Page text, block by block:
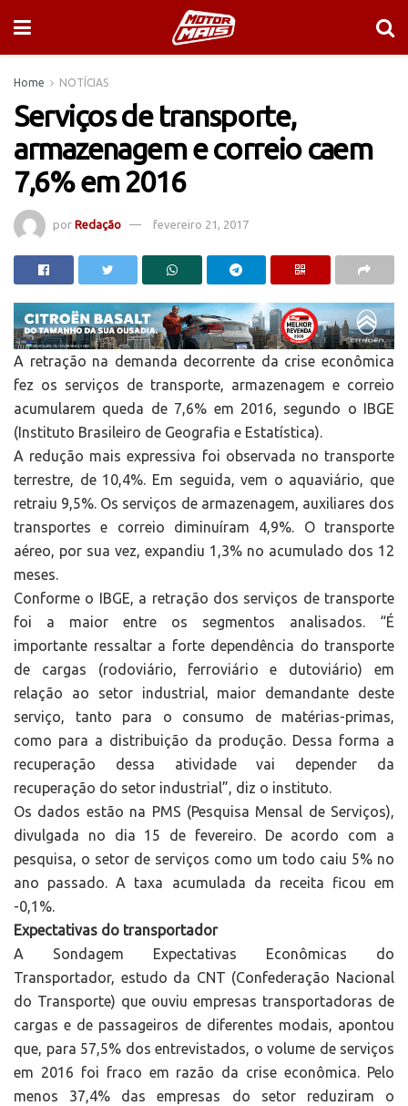
Home NOTÍCIAS
Serviços de transporte,
armazenagem e correio caem
7,6% em 2016
por Redação fevereiro 21, 2017
A retração na demanda decorrente da crise econômica
fez os serviços de transporte, armazenagem e correio
acumularem queda de 7,6% em 2016, segundo o IBGE
(Instituto Brasileiro de Geografia e Estatística).
A redução mais expressiva foi observada no transporte
terrestre, de 10,4%. Em seguida, vem o aquaviário, que
retraiu 9,5%. Os serviços de armazenagem, auxiliares dos
transportes e correio diminuíram 4,9%. O transporte
aéreo, por sua vez, expandiu 1,3% no acumulado dos 12
meses.
Conforme o IBGE, a retração dos serviços de transporte
foi a maior entre os segmentos analisados. “É
importante ressaltar a forte dependência do transporte
de cargas (rodoviário, ferroviário e dutoviário) em
relação ao setor industrial, maior demandante deste
serviço, tanto para o consumo de matérias-primas,
como para a distribuição da produção. Dessa forma a
recuperação dessa atividade vai depender da
recuperação do setor industrial”, diz o instituto.
Os dados estão na PMS (Pesquisa Mensal de Serviços),
divulgada no dia 15 de fevereiro. De acordo com a
pesquisa, o setor de serviços como um todo caiu 5% no
ano passado. A taxa acumulada da receita ficou em
-0,1%.
Expectativas do transportador
A Sondagem Expectativas Econômicas do
Transportador, estudo da CNT (Confederação Nacional
do Transporte) que ouviu empresas transportadoras de
cargas e de passageiros de diferentes modais, apontou
que, para 57,5% dos entrevistados, o volume de serviços
em 2016 foi fraco em razão da crise econômica. Pelo
menos 37,4% das empresas do setor reduziram o